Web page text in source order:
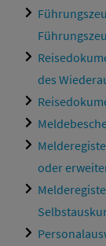
des
oder